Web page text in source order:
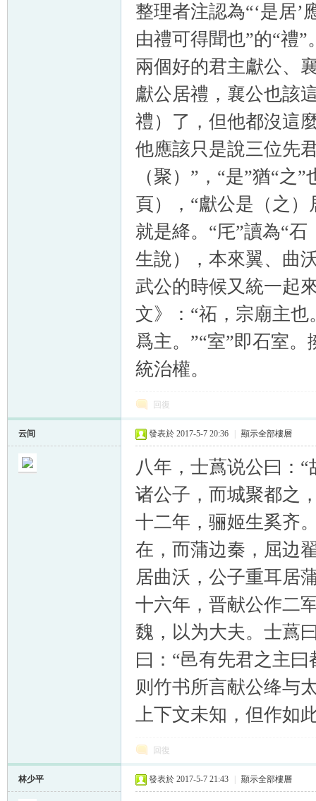
整理者注認為“‘是居’
由禮可得聞也”的“禮
兩個好的君主獻公、
獻公居禮，襄公也該
禮）了，但他都沒這
他應該只是說三位先
（聚）”，“是”猶“之
頁），“獻公是（之
就是絳。“厇”讀為“
生說），本來翼、曲
武公的時候又統一起
文》：“祏，宗廟主
爲主。”“室”即石室
統治權。
回復
云间 發表於 2017-5-7 20:36 顯示全部樓層
八年，士蔿说公曰：
诸公子，而城聚都之
十二年，骊姬生奚齐
在，而蒲边秦，屈边
居曲沃，公子重耳居
十六年，晋献公作二
魏，以为大夫。士蔿
曰：“邑有先君之主曰
则竹书所言献公绛与
上下文未知，但作如
回復
林少平 發表於 2017-5-7 21:43 顯示全部樓層